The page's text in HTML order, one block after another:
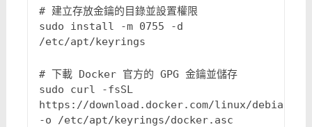
# 建立存放金鑰的目錄並設置權限
sudo install -m 0755 -d
/etc/apt/keyrings
# 下載 Docker 官方的 GPG 金鑰並儲存
sudo curl -fsSL
https://download.docker.com/linux/debian/
-o /etc/apt/keyrings/docker.asc